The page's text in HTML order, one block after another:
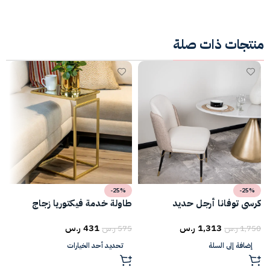
منتجات ذات صلة
-25%
كرسي توفانا أرجل حديد
1,750ر.س 1,313 ر.س
إضافة إلى السلة
-25%
طاولة خدمة فيكتوريا زجاج
575ر.س431 ر.س
تحديد أحد الخيارات